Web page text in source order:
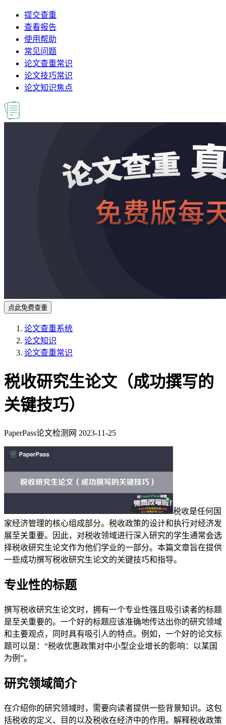
提交查重
查看报告
使用帮助
常见问题
论文查重常识
论文技巧常识
论文知识焦点
点此免费查重
论文查重系统
论文知识
论文查重常识
税收研究生论文（成功撰写的
关键技巧）
PaperPass论文检测网 2023-11-25
税收是任何国
家经济管理的核心组成部分。税收政策的设计和执行对经济发
展至关重要。因此，对税收领域进行深入研究的学生通常会选
择税收研究生论文作为他们学业的一部分。本篇文章旨在提供
一些成功撰写税收研究生论文的关键技巧和指导。
专业性的标题
撰写税收研究生论文时，拥有一个专业性强且吸引读者的标题
是至关重要的。一个好的标题应该准确地传达出你的研究领域
和主要观点，同时具有吸引人的特点。例如，一个好的论文标
题可以是：“税收优惠政策对中小型企业增长的影响：以某国
为例”。
研究领域简介
在介绍你的研究领域时，需要向读者提供一些背景知识。这包
括税收的定义、目的以及税收在经济中的作用。解释税收政策